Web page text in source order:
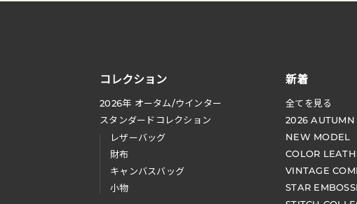
コレクション
2026年 オータム/ウインター
スタンダードコレクション
レザーバッグ
財布
キャンバスバッグ
小物
新着
全てを見る
2026
NEW MODEL
COLOR
VINTAGE
STAR